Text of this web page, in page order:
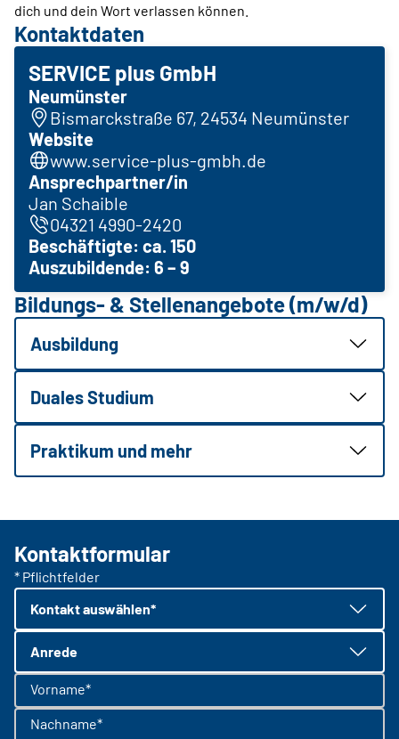
dich und dein Wort verlassen können.
Kontaktdaten
SERVICE plus GmbH
Neumünster
Bismarckstraße 67, 24534 Neumünster
Website
www.service-plus-gmbh.de
Ansprechpartner/in
Jan Schaible
04321 4990-2420
Beschäftigte: ca. 150
Auszubildende: 6 – 9
Bildungs- & Stellenangebote (m/w/d)
Ausbildung
Duales Studium
Praktikum und mehr
Kontaktformular
* Pflichtfelder
Kontakt auswählen*
Anrede
Vorname*
Nachname*